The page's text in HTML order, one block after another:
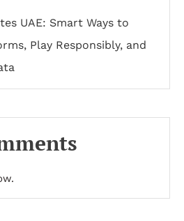
UAE: Smart Ways to
Play Responsibly, and